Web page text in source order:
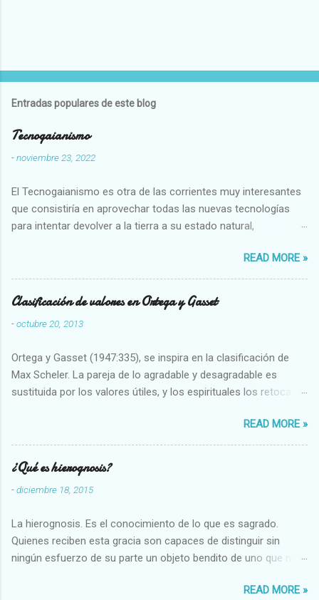
Entradas populares de este blog
Tecnogaianismo
-noviembre 23, 2022
El Tecnogaianismo es otra de las corrientes muy interesantes
que consistiría en aprovechar todas las nuevas tecnologías
para intentar devolver a la tierra a su estado natural,
READ MORE »
Clasificación de valores en Ortega y Gasset
-octubre 20, 2013
Ortega y Gasset (1947:335), se inspira en la clasificación de
Max Scheler. La pareja de lo agradable y desagradable es
sustituida por los valores útiles, y los espirituales los retoca.
Abundante-Escaso,etc 2 VITALES Sano-Enfermo Selecto-
Vulgar Enérgico-Inerte Fuerte-Débil,etc. 3 ESPIRITUALES a)
Intelectuales Conocimiento-Error Exacto-Aproximado
Evidente-Probable,etc b) Morales Bueno-malo Bondadoso-
malvado Justo-Injusto Escrupuloso-Relajado Leal-Desleal,etc.
Armonioso-Inarmonioso 4 RELIGIOSOS Santo-Pr...
READ MORE »
¿Qué es hierognosis?
-diciembre 18, 2015
La hierognosis. Es el conocimiento de lo que es sagrado.
Quienes reciben esta gracia son capaces de distinguir sin
ningún esfuerzo de su parte un objeto bendito de uno que no
READ MORE »